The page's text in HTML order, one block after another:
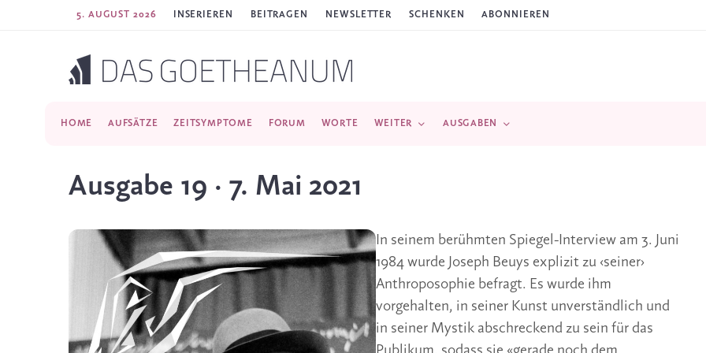
5. AUGUST 2026 INSERIEREN BEITRAGEN NEWSLETTER SCHENKEN ABONNIEREN
HOME AUFSÄTZE ZEITSYMPTOME FORUM WORTE WEITER AUSGABEN
Ausgabe 19 · 7. Mai 2021
In seinem berühmten Spiegel-Interview am 3. Juni
1984 wurde Joseph Beuys explizit zu ‹seiner›
Anthroposophie befragt. Es wurde ihm
vorgehalten, in seiner Kunst unverständlich und
in seiner Mystik abschreckend zu sein für das